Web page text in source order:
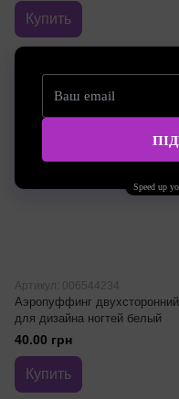
Купить
Артикул: 006544234
Аэропуффинг двухсторонний
для дизайна ногтей белый
40.00 грн
Купить